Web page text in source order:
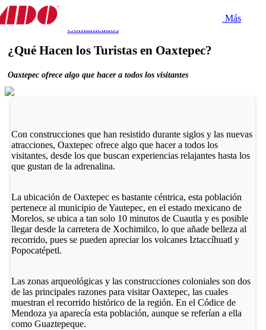
Experiencia
¿Qué Hacen los Turistas en Oaxtepec?
Oaxtepec ofrece algo que hacer a todos los visitantes
Con construcciones que han resistido durante siglos y las nuevas
atracciones, Oaxtepec ofrece algo que hacer a todos los
visitantes, desde los que buscan experiencias relajantes hasta los
que gustan de la adrenalina.
La ubicación de Oaxtepec es bastante céntrica, esta población
pertenece al municipio de Yautepec, en el estado mexicano de
Morelos, se ubica a tan solo 10 minutos de Cuautla y es posible
llegar desde la carretera de Xochimilco, lo que añade belleza al
recorrido, pues se pueden apreciar los volcanes Iztaccíhuatl y
Popocatépetl.
Las zonas arqueológicas y las construcciones coloniales son dos
de las principales razones para visitar Oaxtepec, las cuales
muestran el recorrido histórico de la región. En el Códice de
Mendoza ya aparecía esta población, aunque se referían a ella
como Guaztepeque.
Tips y Más
Comunicados